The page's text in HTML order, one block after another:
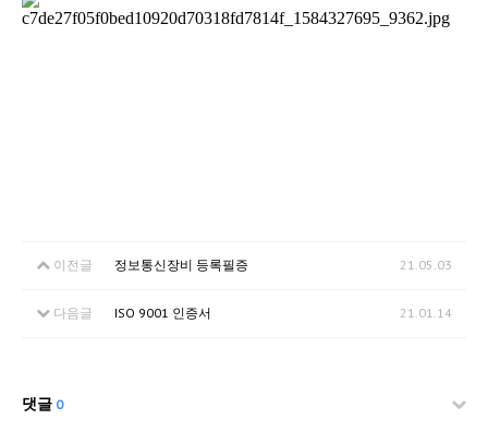
이전글 정보통신장비 등록필증 21.05.03
다음글 ISO 9001 인증서 21.01.14
댓글 0